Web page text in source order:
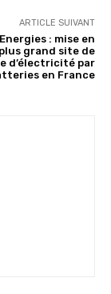
ARTICLE SUIVANT
: mise en
grand site de
d’électricité par
en France